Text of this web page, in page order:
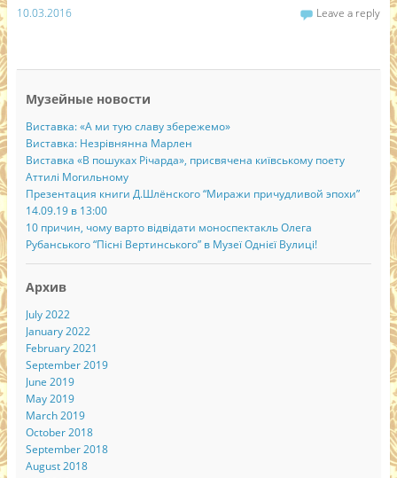
10.03.2016 Leave a reply
Музейные новости
Виставка: «А ми тую славу збережемо»
Виставка: Незрівнянна Марлен
Виставка «В пошуках Річарда», присвячена київському поету
Аттилі Могильному
Презентация книги Д.Шлёнского “Миражи причудливой эпохи”
14.09.19 в 13:00
10 причин, чому варто відвідати моноспектакль Олега
Рубанського “Пісні Вертинського” в Музеї Однієї Вулиці!
Архив
July 2022
January 2022
February 2021
September 2019
June 2019
May 2019
March 2019
October 2018
September 2018
August 2018